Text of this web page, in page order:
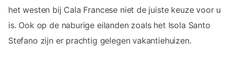
het westen bij Cala Francese niet de juiste keuze voor u
is. Ook op de naburige eilanden zoals het Isola Santo
Stefano zijn er prachtig gelegen vakantiehuizen.